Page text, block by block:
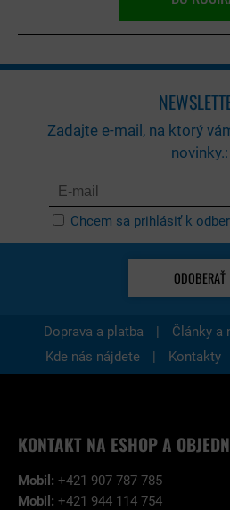
Zadajte e-mail, na ktorý
novinky.:
Chcem sa prihlásiť k
ODOBERAŤ
Doprava a platba | Články a
Kde nás nájdete
| Kontakty
KONTAKT NA ESHOP A
Mobil: +421 907 787 785
Mobil: +421 944 114 754